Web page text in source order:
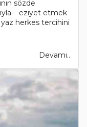
sözde
eziyet etmek
yaz herkes tercihini
Devamı..